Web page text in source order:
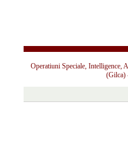
Operatiuni Speciale, Intelligence,
(Gilca)